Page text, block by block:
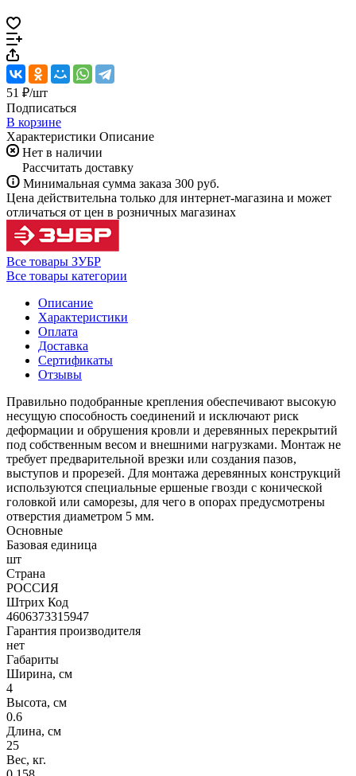
51 ₽/шт
Подписаться
В корзине
Характеристики Описание
Нет в наличии
Рассчитать доставку
Минимальная сумма заказа 300 руб.
Цена действительна только для интернет-магазина и может
отличаться от цен в розничных магазинах
Все товары ЗУБР
Все товары категории
Описание
Характеристики
Оплата
Доставка
Сертификаты
Отзывы
Правильно подобранные крепления обеспечивают высокую
несущую способность соединений и исключают риск
деформации и обрушения кровли и деревянных перекрытий
под собственным весом и внешними нагрузками. Монтаж не
требует предварительной врезки или создания пазов,
выступов и прорезей. Для монтажа деревянных конструкций
используются специальные ершеные гвозди с конической
головкой или саморезы, для чего в опорах предусмотрены
отверстия диаметром 5 мм.
Основные
Базовая единица
шт
Страна
РОССИЯ
Штрих Код
4606373315947
Гарантия производителя
нет
Габариты
Ширина, см
4
Высота, см
0.6
Длина, см
25
Вес, кг.